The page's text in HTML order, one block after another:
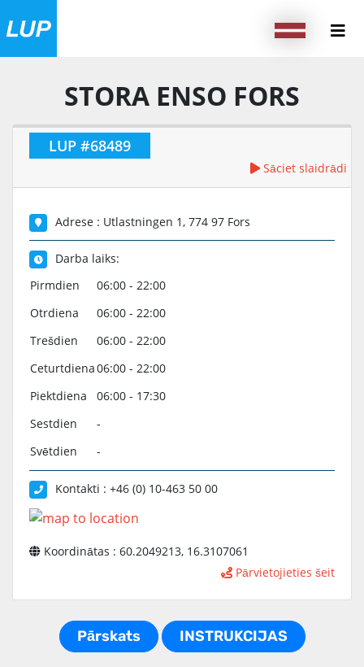
STORA ENSO FORS
LUP #68489
Sāciet slaidrādi
Adrese : Utlastningen 1, 774 97 Fors
Darba laiks:
Pirmdien
06:00 - 22:00
Otrdiena
06:00 - 22:00
Trešdien
06:00 - 22:00
Ceturtdiena06:00 - 22:00
Piektdiena
06:00 - 17:30
Sestdien
-
Svētdien
-
Kontakti : +46 (0) 10-463 50 00
Koordinātas : 60.2049213, 16.3107061
Pārvietojieties šeit
Pārskats INSTRUKCIJAS